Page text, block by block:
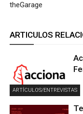
theGarage
ARTICULOS
ARTÍCULOS/ENTREVISTAS